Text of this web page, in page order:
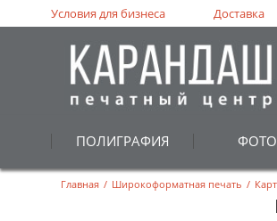
ПОЛИГРАФИЯ ФОТО
Условия для бизнеса Доставка
Главная / Широкоформатная печать /